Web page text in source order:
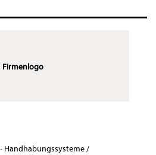
Firmenlogo
· Handhabungssysteme /